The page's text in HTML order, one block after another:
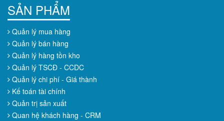
SẢN PHẨM
Quản lý mua hàng
Quản lý bán hàng
Quản lý hàng tồn kho
Quản lý TSCĐ - CCDC
Quản lý chi phí - Giá thành
Kế toán tài chính
Quản trị sản xuất
Quan hệ khách hàng - CRM